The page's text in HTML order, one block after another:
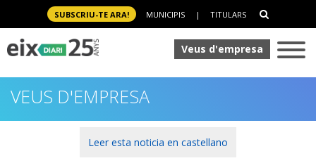
SUBSCRIU-TE ARA! MUNICIPIS | TITULARS
Veus d'empresa
VEUS D'EMPRESA
Leer esta noticia en castellano